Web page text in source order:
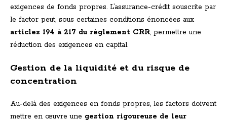
exigences de fonds propres. L’assurance-crédit souscrite par
le factor peut, sous certaines conditions énoncées aux
articles 194 à 217 du règlement CRR, permettre une
réduction des exigences en capital.
Gestion de la liquidité et du risque de
concentration
Au-delà des exigences en fonds propres, les factors doivent
mettre en œuvre une gestion rigoureuse de leur